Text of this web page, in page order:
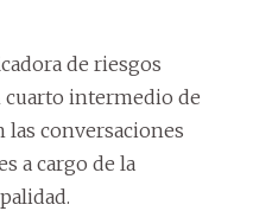
de riesgos
intermedio de
las conversaciones
a cargo de la